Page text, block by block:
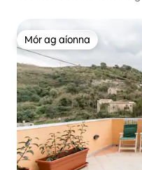
Mór ag aíonna
Mór ag aíonna